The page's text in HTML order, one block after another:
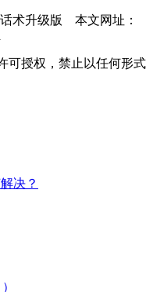
术升级版 本文网址：
可授权，禁止以任何形式
决？